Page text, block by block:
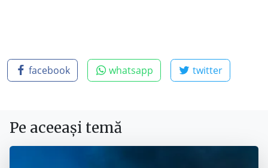
facebook whatsapp twitter
Pe aceeași temă